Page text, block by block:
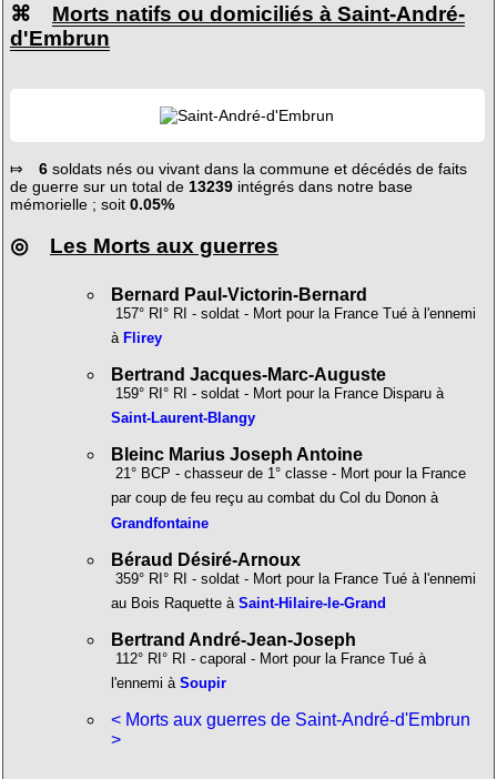
⌘ Morts natifs ou domiciliés à Saint-André-
d'Embrun
⤇ 6soldats nés ou vivant dans la commune et décédés de faits
de guerre sur un total de 13239intégrés dans notre base
mémorielle ; soit 0.05%
◎ Les Morts aux guerres
Bernard Paul-Victorin-Bernard
157° RI° RI - soldat - Mort pour la France Tué à l'ennemi
à Flirey
Bertrand Jacques-Marc-Auguste
159° RI° RI - soldat - Mort pour la France Disparu à
Saint-Laurent-Blangy
Bleinc Marius Joseph Antoine
21° BCP - chasseur de 1° classe - Mort pour la France
par coup de feu reçu au combat du Col du Donon à
Grandfontaine
Béraud Désiré-Arnoux
359° RI° RI - soldat - Mort pour la France Tué à l'ennemi
au Bois Raquette à Saint-Hilaire-le-Grand
Bertrand André-Jean-Joseph
112° RI° RI - caporal - Mort pour la France Tué à
l'ennemi à Soupir
< Morts aux guerres de Saint-André-d'Embrun
>